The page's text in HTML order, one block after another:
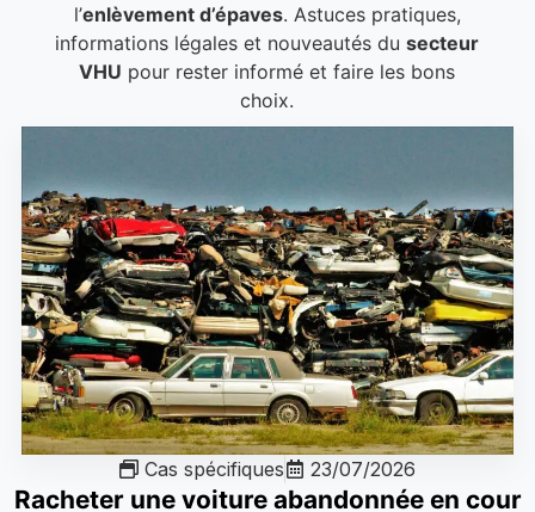
l’enlèvement d’épaves. Astuces pratiques,
informations légales et nouveautés dusecteur
VHU pour rester informé et faire les bons
choix.
Cas spécifiques 23/07/2026
Racheter une voiture abandonnée en cour